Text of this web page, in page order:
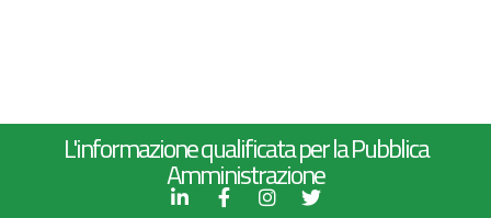
L'informazione qualificata per la Pubblica
Amministrazione